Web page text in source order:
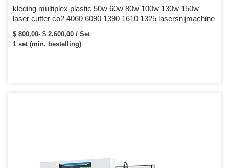
kleding multiplex plastic 50w 60w 80w 100w 130w 150w
laser cutter co2 4060 6090 1390 1610 1325 lasersnijmachine
$ 800,00- $ 2,600,00 / Set
1 set (min. bestelling)